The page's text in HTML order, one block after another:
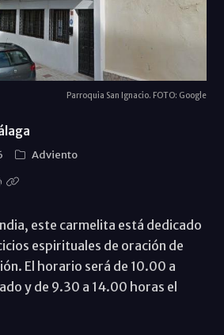
Parroquia San Ignacio. FOTO: Google
Adviento
este carmelita está dedicado
espirituales de oración de
El horario será de 10.00 a
y de 9.30 a 14.00 horas el